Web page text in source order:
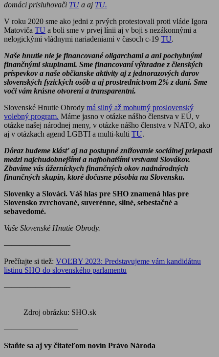
domáci prisluhovači TUa aj TU.
V roku 2020 sme ako jedni z prvých protestovali proti vláde Igora
Matoviča TU a boli sme v prvej línii aj v boji s nezákonnými a
nelogickými vládnymi nariadeniami v časoch c-19 TU.
Naše hnutie nie je financované oligarchami a ani pochybnými
finančnými skupinami. Sme financovaní výhradne z členských
príspevkov a naše občianske aktivity aj z jednorazových darov
slovenských fyzických osôb a aj prostredníctvom 2% z daní. Sme
voči vám krásne otvorení a transparentní.
Slovenské Hnutie Obrody má silný až mohutný proslovenský
volebný program. Máme jasno v otázke nášho členstva v EÚ, v
otázke našej národnej meny, v otázke nášho členstva v NATO, ako
aj v otázkach agend LGBTI a multi-kulti TU.
Dôraz budeme klásť aj na postupné znižovanie sociálnej priepasti
medzi najchudobnejšími a najbohatšími vrstvami Slovákov.
Zbavíme vás úžerníckych finančných okov nadnárodných
finančných skupín, ktoré dočasne pôsobia na Slovensku.
Slovenky a Slováci. Váš hlas pre SHO znamená hlas pre
Slovensko zvrchované, suverénne, silné, sebestačné a
sebavedomé.
Vaše Slovenské Hnutie Obrody.
————————–
Prečítajte si tiež: VOĽBY 2023: Predstavujeme vám kandidátnu
listinu SHO do slovenského parlamentu
————————–
Zdroj obrázku: SHO.sk
———————–——
Staňte sa aj vy čitateľom novín Právo Národa